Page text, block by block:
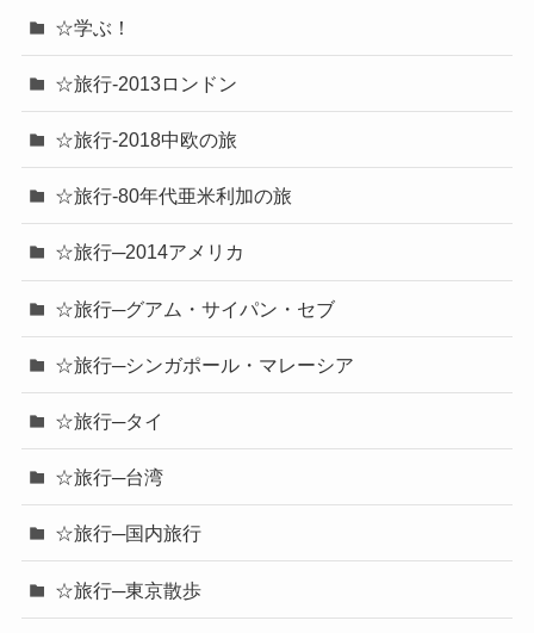
☆学ぶ！
☆旅行-2013ロンドン
☆旅行-2018中欧の旅
☆旅行-80年代亜米利加の旅
☆旅行─2014アメリカ
☆旅行─グアム・サイパン・セブ
☆旅行─シンガポール・マレーシア
☆旅行─タイ
☆旅行─台湾
☆旅行─国内旅行
☆旅行─東京散歩